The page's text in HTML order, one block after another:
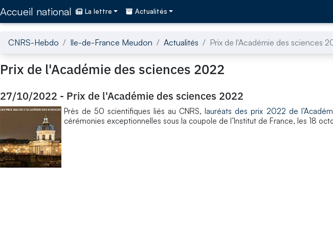
Accueil national La lettre Actualités
CNRS-Hebdo Ile-de-France Meudon Actualités Prix de l'Académie des sciences
Prix de l'Académie des sciences 2022
27/10/2022 - Prix de l'Académie des sciences 2022
Près de 50 scientifiques liés au CNRS, lauréats des prix 2022 de
cérémonies exceptionnelles sous la coupole de l’Institut de France, les 18